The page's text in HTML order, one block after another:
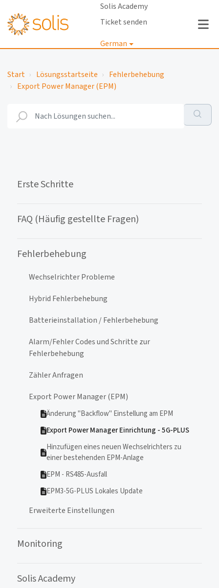
Solis Academy
Ticket senden
German
Anmelden
Start Lösungsstartseite
Fehlerbehebung
Export Power Manager (EPM)
Erste Schritte
FAQ (Häufig gestellte Fragen)
Fehlerbehebung
Wechselrichter Probleme
Hybrid Fehlerbehebung
Batterieinstallation / Fehlerbehebung
Alarm/Fehler Codes und Schritte zur
Fehlerbehebung
Zähler Anfragen
Export Power Manager (EPM)
Änderung "Backflow" Einstellung am EPM
Export Power Manager Einrichtung - 5G-PLUS
Hinzufügen eines neuen Wechselrichters zu
einer bestehenden EPM-Anlage
EPM - RS485-Ausfall
EPM3-5G-PLUS Lokales Update
Erweiterte Einstellungen
Monitoring
Solis Academy